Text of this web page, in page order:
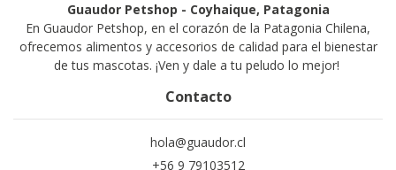
Guaudor Petshop - Coyhaique, Patagonia
En Guaudor Petshop, en el corazón de la Patagonia Chilena,
ofrecemos alimentos y accesorios de calidad para el bienestar
de tus mascotas. ¡Ven y dale a tu peludo lo mejor!
Contacto
hola@guaudor.cl
+56 9 79103512